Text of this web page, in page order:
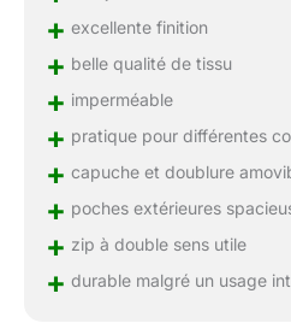
+ excellente finition
+ belle qualité de tissu
+ imperméable
+ pratique pour différentes
+ capuche et doublure
+ poches extérieures
+ zip à double sens utile
+ durable malgré un usage